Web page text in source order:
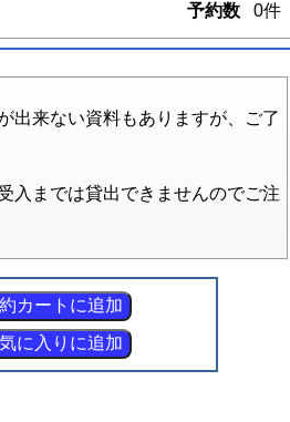
予約数 0件
出来ない資料もありますが、ご了
入までは貸出できませんのでご注